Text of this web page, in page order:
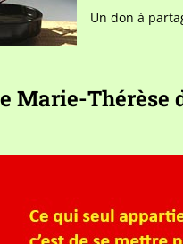
Un don à
Marie-Thérèse